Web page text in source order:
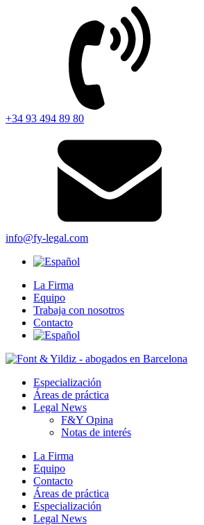
+34 93 494 89 80
info@fy-legal.com
La Firma
Equipo
Trabaja con nosotros
Contacto
Especialización
Áreas de práctica
Legal News
F&Y Opina
Notas de interés
La Firma
Equipo
Contacto
Áreas de práctica
Especialización
Legal News